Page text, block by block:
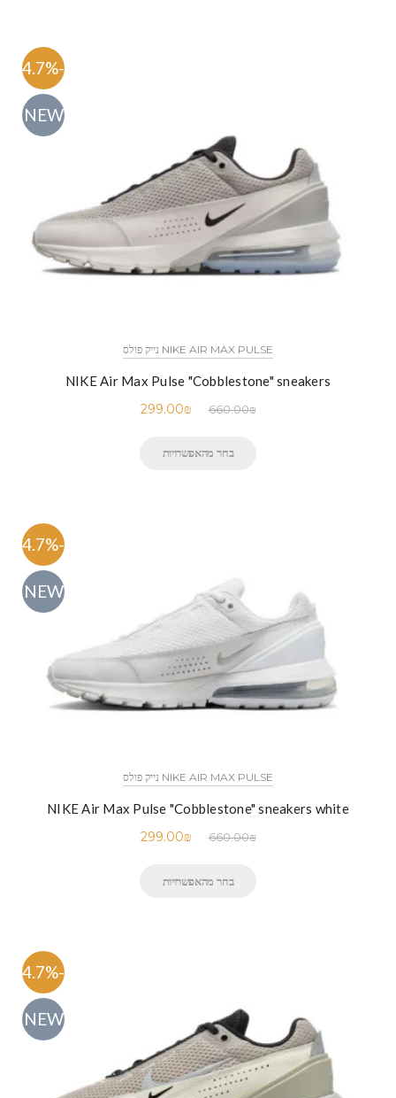
-54.7%
NEW
NIKE AIR MAX PULSE נייק פולס
NIKE Air Max Pulse "Cobblestone" sneakers
660.00₪
299.00₪
בחר מהאפשרויות
-54.7%
NEW
NIKE AIR MAX PULSE נייק פולס
NIKE Air Max Pulse "Cobblestone" sneakers white
660.00₪
299.00₪
בחר מהאפשרויות
-54.7%
NEW